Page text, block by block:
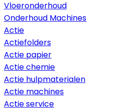
Vloeronderhoud
Onderhoud Machines
Actie
Actiefolders
Actie papier
Actie chemie
Actie hulpmaterialen
Actie machines
Actie service